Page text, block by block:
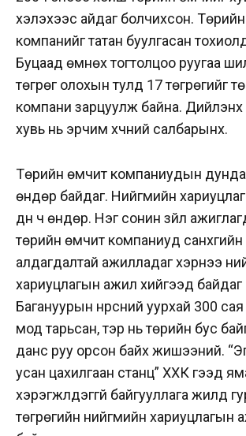
хэлэхээс айдаг болчихсон.
компанийг татан буулгасан
Буцаад өмнөх тогтолцоо руугаа
төгрөг олохын тулд 17 төгрөгийг
компани зарцуулж байна.
хувь нь эрчим хүчний салбарынх.
Төрийн өмчит компаниудын
өндөр байдаг. Нийгмийн
дүн ч өндөр. Нэг сонин зүйл
төрийн өмчит компаниуд
алдагдалтай ажилладаг хэрнээ
хариуцлагын ажил хийгээд байдаг
Багануурын нүүрсний уурхай 300
мод тарьсан, тэр нь төрийн бус
данс руу орсон байх жишээний.
усан цахилгаан станц” ХХК гээд
хэрэгжүүлдэггүй байгууллага жилд
төгрөгийн нийгмийн хариуцлагын